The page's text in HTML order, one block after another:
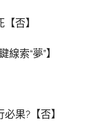
否】
索“夢”】
果?【否】